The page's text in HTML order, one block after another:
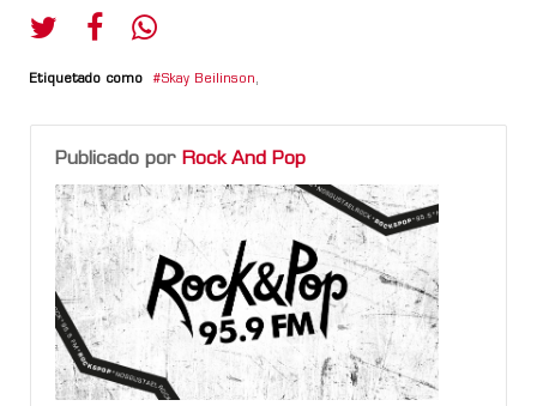
Etiquetado como Skay Beilinson,
Publicado por Rock And Pop